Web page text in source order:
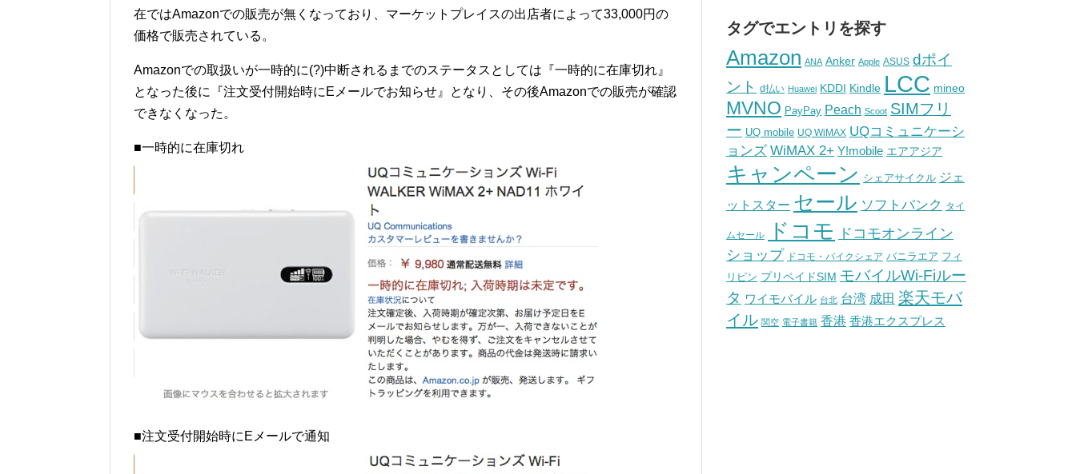
在ではAmazonでの販売が無くなっており、マーケットプレイスの出店者によって33,000円の
価格で販売されている。
Amazonでの取扱いが一時的に(?)中断されるまでのステータスとしては『一時的に在庫切れ』
となった後に『注文受付開始時にEメールでお知らせ』となり、その後Amazonでの販売が確認
できなくなった。
■一時的に在庫切れ
■注文受付開始時にEメールで通知
タグでエントリを探す
Amazon ANA Anker Apple ASUS dポイ
ント
d払い Huawei KDDI Kindle LCC mineo
MVNO PayPay Peach Scoot SIMフリ
ー UQ mobile UQ WiMAX UQコミュニケーシ
ョンズ WiMAX 2+ Y!mobile エアアジア
キャンペーン シェアサイクル ジェ
ットスター セール ソフトバンク タイ
ムセール ドコモ
ドコモオンライン
ショップ ドコモ・バイクシェア バニラエア フィ
リピン プリペイドSIM モバイルWi-Fiルー
タ ワイモバイル 台北 台湾 成田 楽天モバ
イル 関空 電子書籍 香港 香港エクスプレス